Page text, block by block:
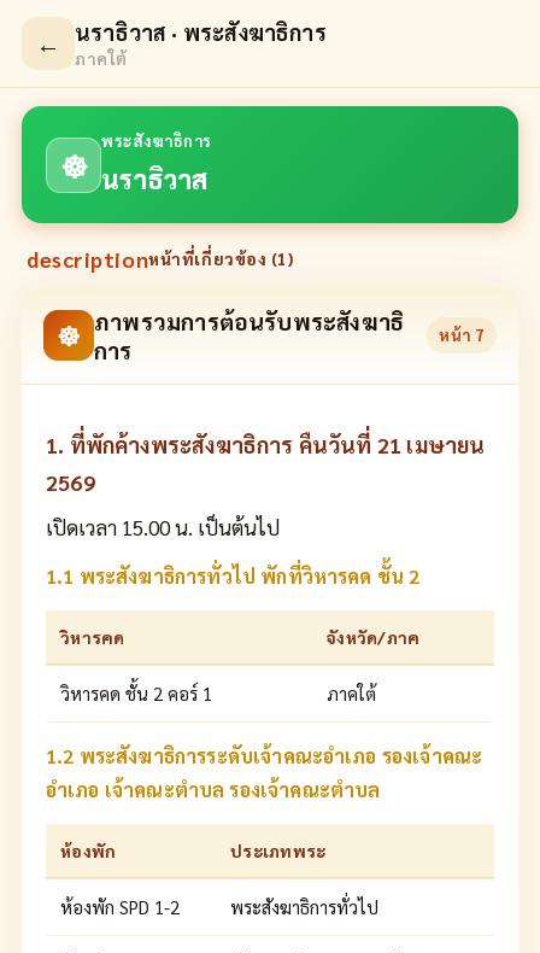
← นราธิวาส · พระสังฆาธิการ
ภาคใต้
☸
พระสังฆาธิการ
นราธิวาส
descriptionหน้าที่เกี่ยวข้อง (1)
☸ ภาพรวมการต้อนรับพระสังฆาธิ
การ
หน้า 7
1. ที่พักค้างพระสังฆาธิการ คืนวันที่ 21 เมษายน
2569
เปิดเวลา 15.00 น. เป็นต้นไป
1.1 พระสังฆาธิการทั่วไป พักที่วิหารคด ชั้น 2
วิหารคด จังหวัด/ภาค
วิหารคด ชั้น 2 คอร์ 1 ภาคใต้
1.2 พระสังฆาธิการระดับเจ้าคณะอำเภอ รองเจ้าคณะ
อำเภอ เจ้าคณะตำบล รองเจ้าคณะตำบล
ห้องพัก ประเภทพระ
ห้องพัก SPD 1-2 พระสังฆาธิการทั่วไป